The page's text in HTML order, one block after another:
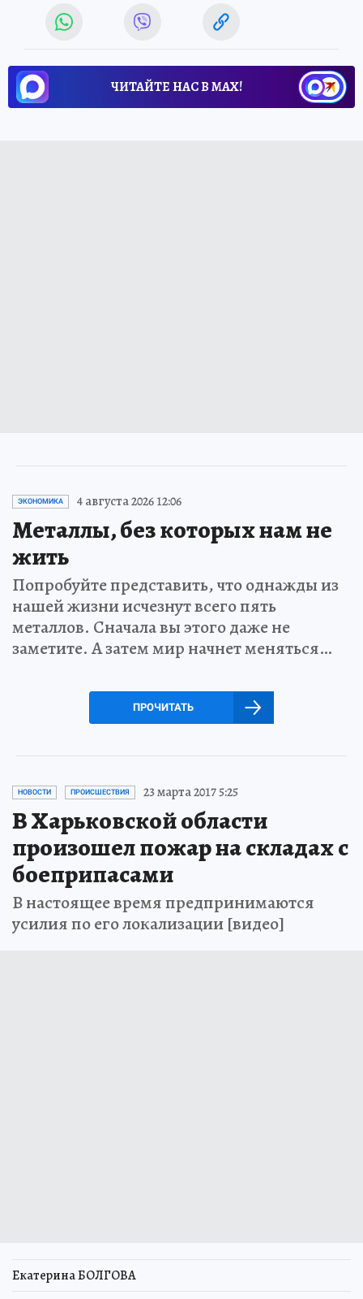
ЧИТАЙТЕ НАС В МАХ!
ЭКОНОМИКА 4 августа 2026 12:06
Металлы, без которых нам не
жить
Попробуйте представить, что однажды из
нашей жизни исчезнут всего пять
металлов. Сначала вы этого даже не
заметите. А затем мир начнет меняться…
ПРОЧИТАТЬ
НОВОСТИ ПРОИСШЕСТВИЯ 23 марта 2017 5:25
В Харьковской области
произошел пожар на складах с
боеприпасами
В настоящее время предпринимаются
усилия по его локализации [видео]
Екатерина БОЛГОВА